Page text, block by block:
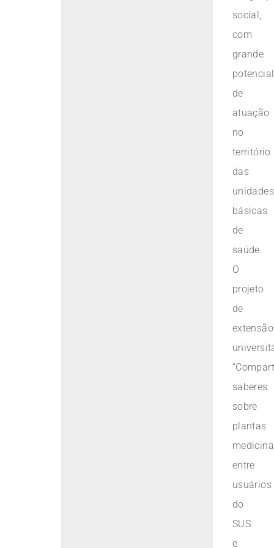
social,
com
grande
potencial
de
atuação
no
território
das
unidades
básicas
de
saúde.
O
projeto
de
extensão
saberes
sobre
plantas
entre
usuários
do
SUS
e